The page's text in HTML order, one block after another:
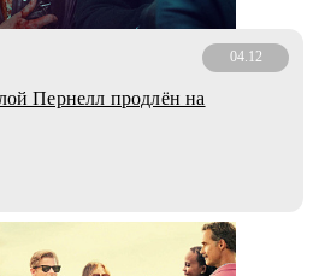
04.12
Пернелл продлён на